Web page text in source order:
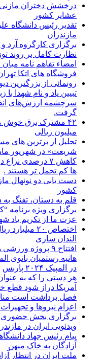
درخشش دختران مازنی
عشایر کشور
تقدیر رئیس دانشگاه
مازندران
برگزاری کارگروه
نظارت کامل بر روند
امضاء تفاهم نامه
فروشگاه های اتکا
رونمائی از بزرگترین
تبیین یاد و نام شهدا با
سرچشمه ارزش‌های
گرفت.
میلیون ریالی
تجلیل از برترین های
شریعت» در شهریور
کاهش ۷ درصدی
ها کم تحمل تر هستند‌ .
دست یابی دو نونهال
کشور
قلم به دستان، تفنگ
برگزاری ویژه برنامه
عزت ما از تکریم یاد
اختصاص ۲۰
الندان ساری
افتتاح ۹ پروژه
هانیه رستمیان بانوی
در المپیک ۲۰۲۴ پاربس
هر دستی را که به
آمريکا دراز شود قطع
فصل برداشت است
اعزام نیروها و
برگزاری بخش حضوری
ویدئویی ایران در
پیام رئیس جهاد
آزادگان به خاک میهن
ملت ایران در انتظار